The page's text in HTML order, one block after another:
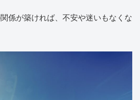
係が築ければ、不安や迷いもなくな